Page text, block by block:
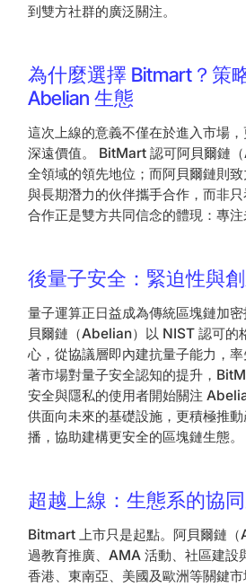
到雙方社群的廣泛關注。
為什麼選擇 Bitmart？策
Abelian 生態
這次上線的意義不僅在於進入市場
深遠價值。 BitMart 認可阿貝爾鏈
全領域的領先地位；而阿貝爾鏈則
與長期潛力的伙伴攜手合作，而非
合作正是雙方共同信念的體現：專注
後量子安全：緊迫性與
量子運算正日益成為傳統區塊鏈加
貝爾鏈（Abelian）以 NIST 認可的
心，從協議層即內建抗量子能力，
著市場對量子安全認知的提升，
安全與隱私的使用者開始關注
供面向未來的基礎設施，更積極推
播，協助建構更安全的區塊鏈生態。
超越上線：生態系的協
Bitmart 上市只是起點。阿貝爾鏈
過教育推廣、AMA 活動、社區建設
香港、東南亞、美國及歐洲等關鍵